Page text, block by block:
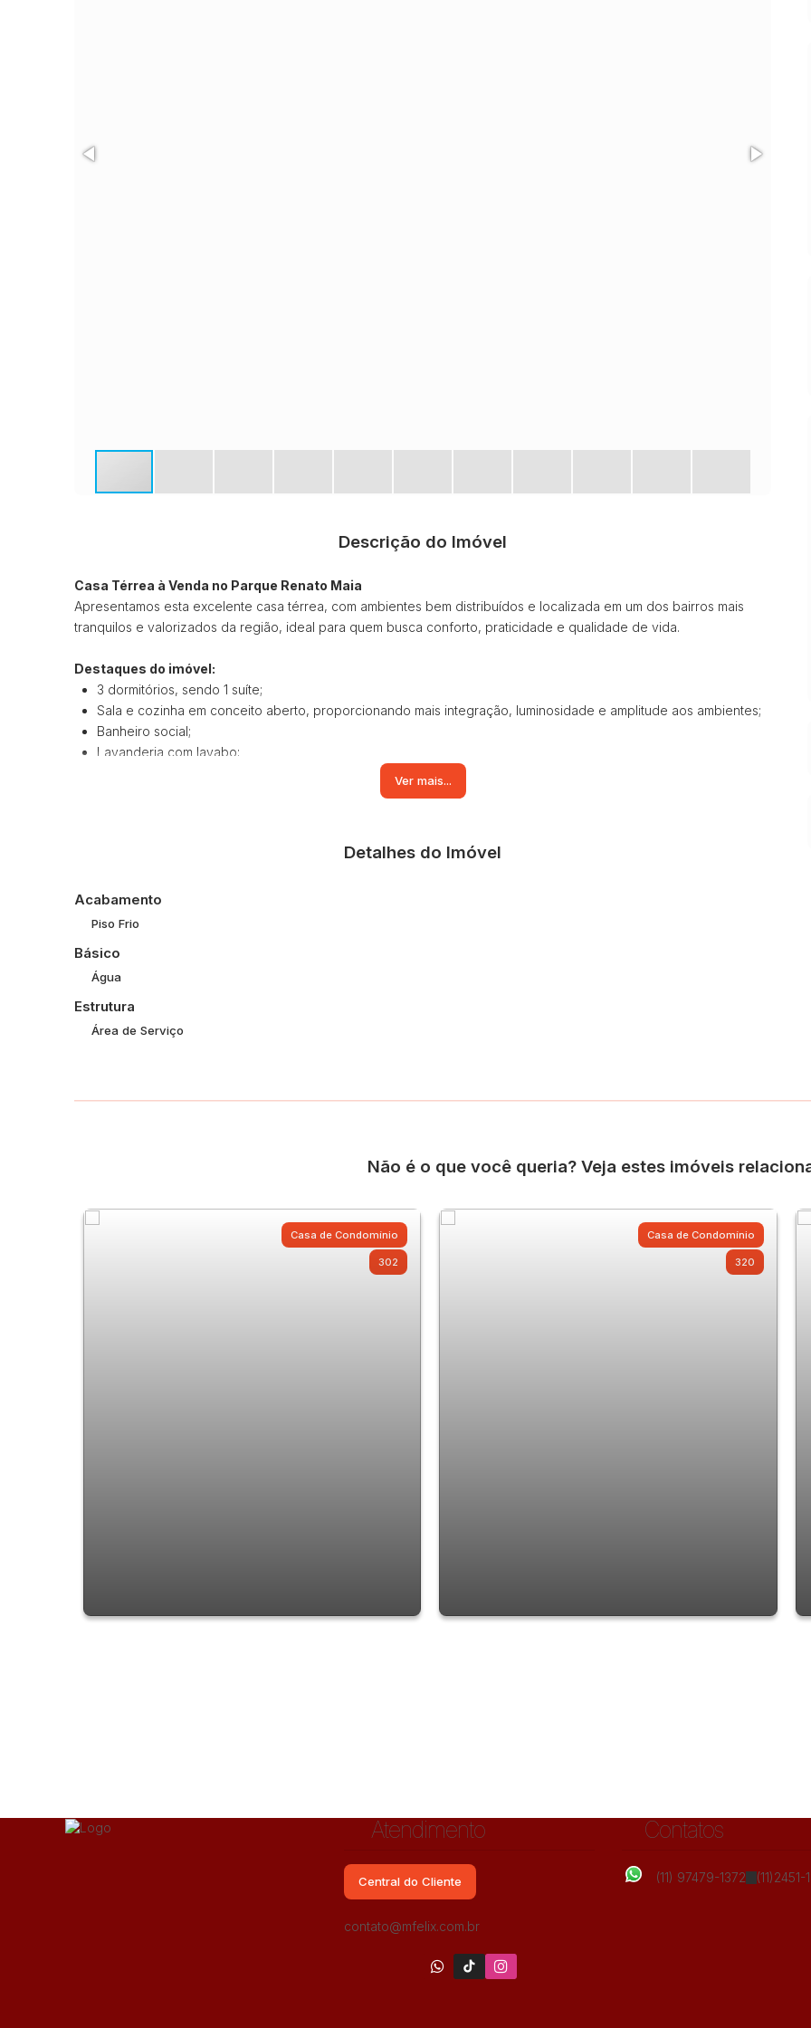
Descrição do Imóvel
Casa Térrea à Venda no Parque Renato Maia
Apresentamos esta excelente casa térrea, com ambientes bem distribuídos e localizada em um dos bairros mais
tranquilos e valorizados da região, ideal para quem busca conforto, praticidade e qualidade de vida.
Destaques do imóvel:
3 dormitórios, sendo 1 suíte;
Sala e cozinha em conceito aberto, proporcionando mais integração, luminosidade e amplitude aos ambientes;
Banheiro social;
Lavanderia com lavabo;
Terreno de 150 m², com excelente aproveitamento do espaço;
Ver mais...
Detalhes do Imóvel
Acabamento
Piso Frio
Básico
Água
Estrutura
Área de Serviço
Não é o que você queria? Veja estes imóveis
Casa de Condomínio
302
Casa de Condomínio
320
Vila Galvão, Guarulhos, São Paulo, Brasil
Atendimento
Central do Cliente
contato@mfelix.com.br
Contatos
(11) 97479-1372 (11)2451-